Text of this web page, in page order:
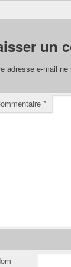
un
adresse e-mail
*